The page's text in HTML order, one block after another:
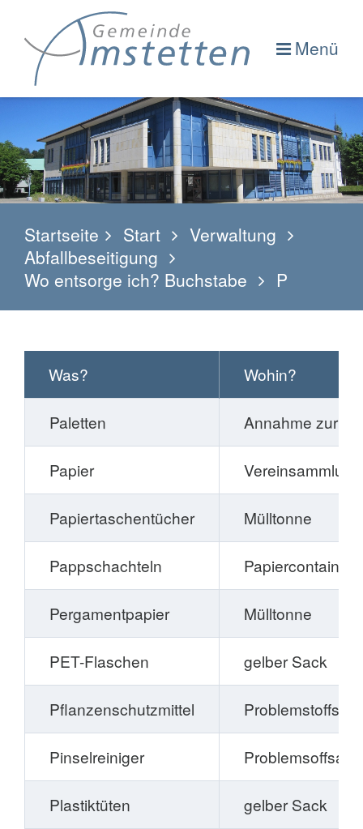
Menü
Startseite Start
Verwaltung
Abfallbeseitigung
Wo entsorge ich? Buchstabe
P
Was? Wohin?
Paletten Annahme zur
Papier Vereinsammlung
Papiertaschentücher Mülltonne
Pappschachteln Papiercontainer,
Pergamentpapier Mülltonne
PET-Flaschen gelber Sack
Pflanzenschutzmittel
Pinselreiniger
Plastiktüten gelber Sack